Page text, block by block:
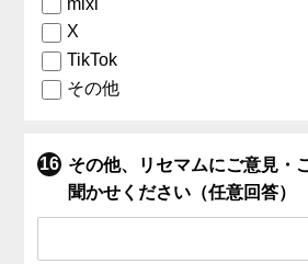
X
TikTok
その他
その他、リセマムにご意見・
聞かせください（任意回答）